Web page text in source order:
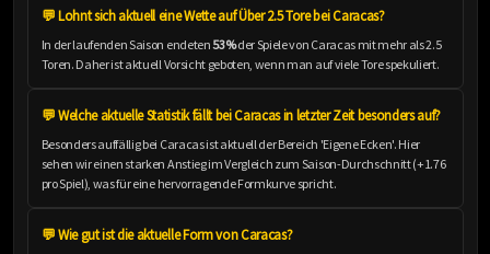
💬 Lohnt sich aktuell eine Wette auf Über 2.5 Tore bei Caracas?
In der laufenden Saison endeten53%der Spiele von Caracas mit mehr als 2.5
Toren. Daher ist aktuell Vorsicht geboten, wenn man auf viele Tore spekuliert.
💬 Welche aktuelle Statistik fällt bei Caracas in letzter Zeit besonders auf?
Besonders auffällig bei Caracas ist aktuell der Bereich 'Eigene Ecken'. Hier
sehen wir einen starken Anstieg im Vergleich zum Saison-Durchschnitt (+1.76
pro Spiel), was für eine hervorragende Formkurve spricht.
💬 Wie gut ist die aktuelle Form von Caracas?